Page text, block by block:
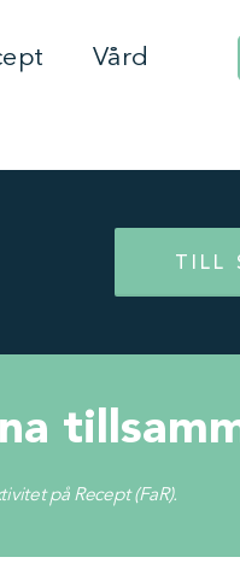
Vård
TILL
på Recept (FaR).